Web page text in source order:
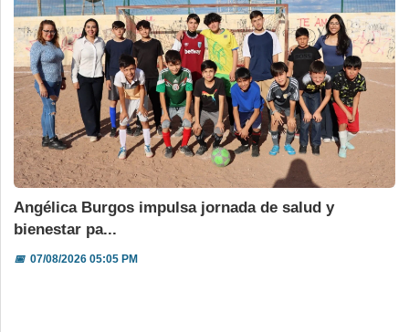
Angélica Burgos impulsa jornada de salud y
bienestar pa...
📅07/08/2026 05:05 PM